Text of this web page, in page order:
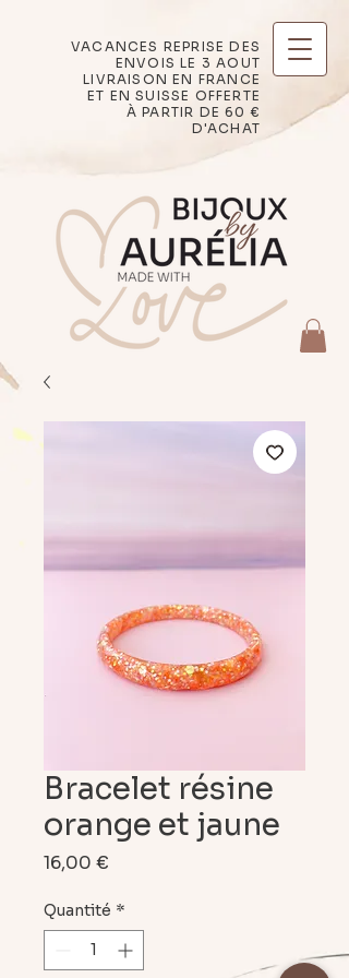
VACANCES REPRISE DES
ENVOIS LE 3 AOUT
LIVRAISON EN FRANCE
ET EN SUISSE OFFERTE
À PARTIR DE 60 €
D'ACHAT
Bracelet résine
orange et jaune
16,00 €
Quantité *